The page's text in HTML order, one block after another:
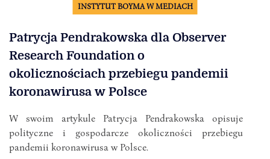
INSTYTUT BOYMA W MEDIACH
Patrycja Pendrakowska dla Observer
Research Foundation o
okolicznościach przebiegu pandemii
koronawirusa w Polsce
W swoim artykule Patrycja Pendrakowska opisuje
polityczne i gospodarcze okoliczności przebiegu
pandemii koronawirusa w Polsce.